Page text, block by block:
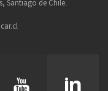
Santiago de Chile.